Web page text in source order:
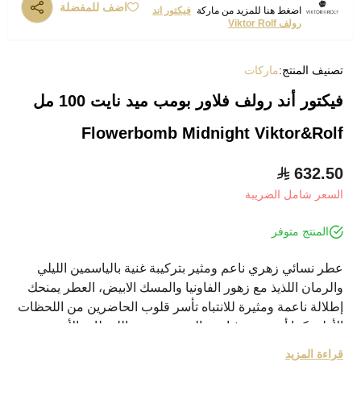
اضغط هنا للمزيد من ماركة فيكتور اند
رولف Viktor Rolf
اضف للمفضلة
تصنيف المنتج:ماركات
فيكتور أند رولف فلاور بومب ميد نايت 100 مل
Flowerbomb Midnight Viktor&Rolf
632.50
السعر شامل الضريبة
المنتج متوفر
عطر نسائي زهري ناعم ومثير بتركيبة غنية بالياسمين الليلي
والرمان اللذيذ مع زهور الفاونيا والمسك الابيض، العطر يمنحك
إطلالة ناعمة ومثيرة للانتباه تأسر قلوب الحاضرين من اللحظات
الأولى كما أنه يتمتع بثبات عالي يدوم حتى اللحظات الأخيرة من
يومك
نبذة عن الماركة:
قراءة المزيد